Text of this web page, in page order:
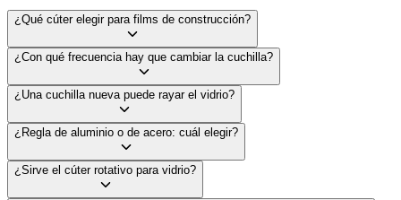
¿Qué cúter elegir para films de construcción?
¿Con qué frecuencia hay que cambiar la cuchilla?
¿Una cuchilla nueva puede rayar el vidrio?
¿Regla de aluminio o de acero: cuál elegir?
¿Sirve el cúter rotativo para vidrio?